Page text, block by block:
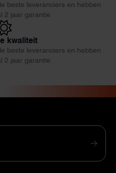
beste leveranciers en hebben
2 jaar garantie
kwaliteit
beste leveranciers en hebben
2 jaar garantie